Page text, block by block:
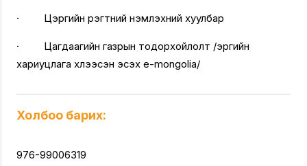
· Цэргийн үүрэгтний үнэмлэхний хуулбар
· Цагдаагийн газрын тодорхойлолт /эрүүгийн
хариуцлага хүлээсэн эсэх e-mongolia/
Холбоо барих:
976-99006319